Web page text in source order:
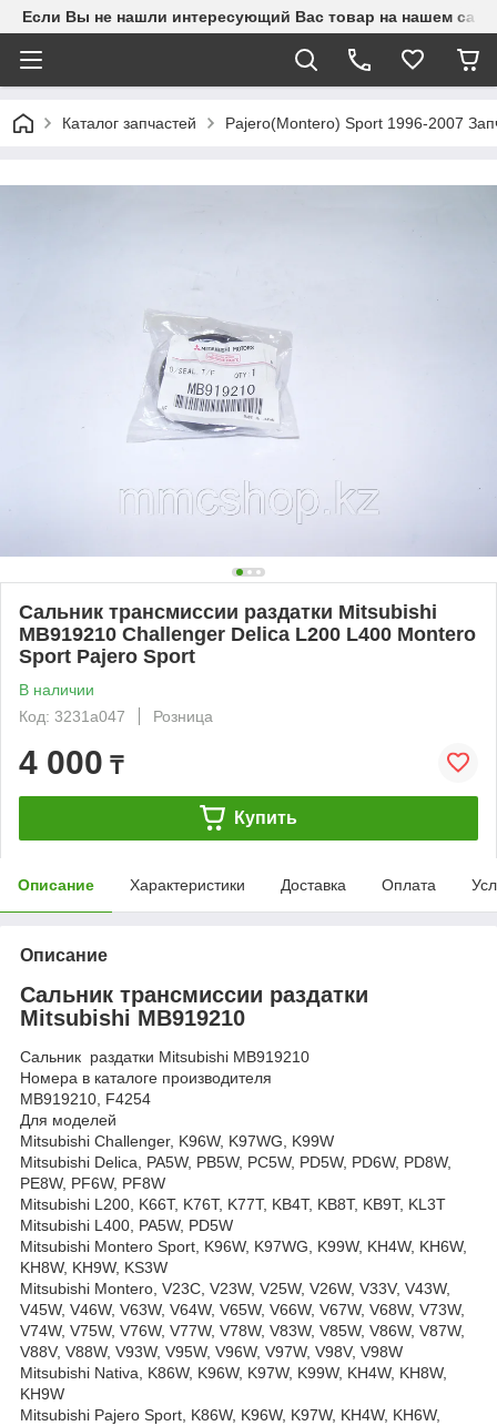
Если Вы не нашли интересующий Вас товар на нашем
Каталог запчастей Pajero(Montero) Sport 1996-2007
Сальник трансмиссии раздатки Mitsubishi
MB919210 Challenger Delica L200 L400 Montero
Sport Pajero Sport
В наличии
Код: 3231a047
Розница
4 000 ₸
Купить
Описание Характеристики Доставка Оплата
Описание
Сальник трансмиссии раздатки
Mitsubishi MB919210
Сальник раздатки Mitsubishi MB919210
Номера в каталоге производителя
MB919210, F4254
Для моделей
Mitsubishi Challenger, K96W, K97WG, K99W
Mitsubishi Delica, PA5W, PB5W, PC5W, PD5W, PD6W, PD8W,
PE8W, PF6W, PF8W
Mitsubishi L200, K66T, K76T, K77T, KB4T, KB8T, KB9T, KL3T
Mitsubishi L400, PA5W, PD5W
Mitsubishi Montero Sport, K96W, K97WG, K99W, KH4W, KH6W,
KH8W, KH9W, KS3W
Mitsubishi Montero, V23C, V23W, V25W, V26W, V33V, V43W,
V45W, V46W, V63W, V64W, V65W, V66W, V67W, V68W, V73W,
V74W, V75W, V76W, V77W, V78W, V83W, V85W, V86W, V87W,
V88V, V88W, V93W, V95W, V96W, V97W, V98V, V98W
Mitsubishi Nativa, K86W, K96W, K97W, K99W, KH4W, KH8W,
KH9W
Mitsubishi Pajero Sport, K86W, K96W, K97W, KH4W, KH6W,